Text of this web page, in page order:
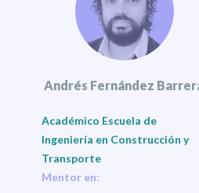
Andrés Fernández
Académico Escuela de
Ingeniería en Construcción y
Transporte
Mentor en: